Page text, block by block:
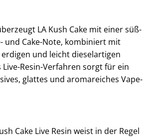
LA Kush Cake mit einer süß-
und Cake-Note, kombiniert mit
erdigen und leicht dieselartigen
Resin-Verfahren sorgt für ein
glattes und aromareiches Vape-
Cake Live Resin weist in der Regel